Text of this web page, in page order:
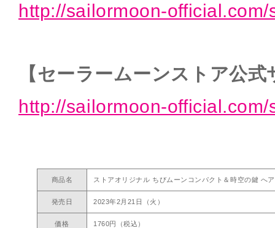
http://sailormoon-official.com/
【セーラームーンストア公式
http://sailormoon-official.com/
商品名 ストアオリジナル ちびムーンコンパクト＆時空の鍵 へ
発売日 2023年2月21日（火）
価格 1760円（税込）